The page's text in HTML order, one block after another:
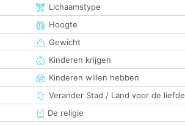
Lichaamstype
Hoogte
Gewicht
Kinderen krijgen
Kinderen willen hebben
Verander Stad / Land voor de liefde
De religie